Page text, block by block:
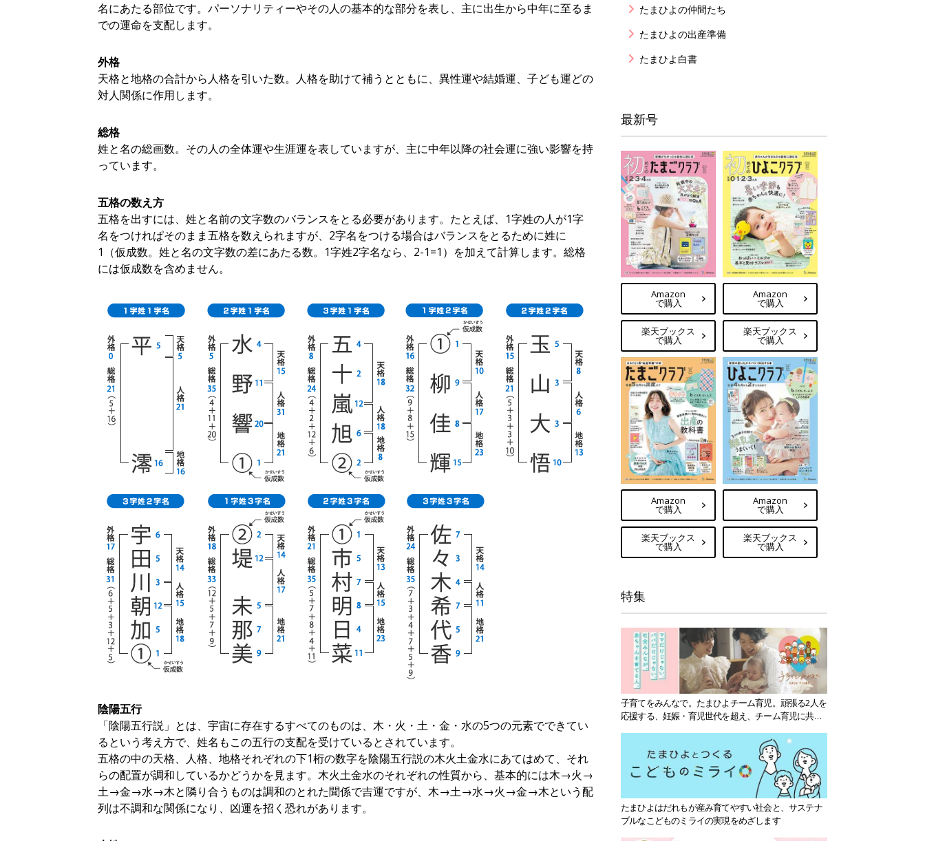
名にあたる部位です。パーソナリティーやその人の基本的な部分を表し、主に出生から中年に至るま
での運命を支配します。
外格
天格と地格の合計から人格を引いた数。人格を助けて補うとともに、異性運や結婚運、子ども運どの
対人関係に作用します。
総格
姓と名の総画数。その人の全体運や生涯運を表していますが、主に中年以降の社会運に強い影響を持
っています。
五格の数え方
五格を出すには、姓と名前の文字数のバランスをとる必要があります。たとえば、1字姓の人が1字
名をつけれぱそのまま五格を数えられますが、2字名をつける場合はバランスをとるために姓に
1（仮成数。姓と名の文字数の差にあたる数。1字姓2字名なら、2-1=1）を加えて計算します。総格
には仮成数を含めません。
陰陽五行
「陰陽五行説」とは、宇宙に存在するすべてのものは、木・火・土・金・水の5つの元素でできてい
るという考え方で、姓名もこの五行の支配を受けているとされています。
五格の中の天格、人格、地格それぞれの下1桁の数字を陰陽五行説の木火土金水にあてはめて、それ
らの配置が調和しているかどうかを見ます。木火土金水のそれぞれの性質から、基本的には木→火→
土→金→水→木と隣り合うものは調和のとれた聞係で吉運ですが、木→土→水→火→金→木という配
列は不調和な関係になり、凶運を招く恐れがあります。
たまひよの仲間たち
たまひよの出産準備
たまひよ白書
最新号
Amazon
で購入
楽天ブックス
で購入
Amazon
で購入
楽天ブックス
で購入
Amazon
で購入
楽天ブックス
で購入
Amazon
で購入
楽天ブックス
で購入
特集
子育てをみんなで。たまひよチーム育児。頑張る2人を
応援する、妊娠・育児世代を超え、チーム育児に共感
たまひよはだれもが産み育てやすい社会と、サステナ
ブルなこどものミライの実現をめざします